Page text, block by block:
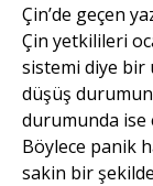
Çin’de geçen
Çin yetkilileri
sistemi diye bir
düşüş
durumunda ise
Böylece panik
sakin bir